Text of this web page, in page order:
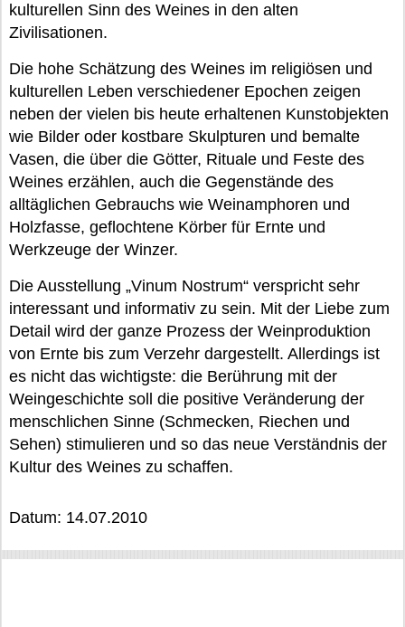
kulturellen Sinn des Weines in den alten
Zivilisationen.
Die hohe Schätzung des Weines im religiösen und
kulturellen Leben verschiedener Epochen zeigen
neben der vielen bis heute erhaltenen Kunstobjekten
wie Bilder oder kostbare Skulpturen und bemalte
Vasen, die über die Götter, Rituale und Feste des
Weines erzählen, auch die Gegenstände des
alltäglichen Gebrauchs wie Weinamphoren und
Holzfasse, geflochtene Körber für Ernte und
Werkzeuge der Winzer.
Die Ausstellung „Vinum Nostrum“ verspricht sehr
interessant und informativ zu sein. Mit der Liebe zum
Detail wird der ganze Prozess der Weinproduktion
von Ernte bis zum Verzehr dargestellt. Allerdings ist
es nicht das wichtigste: die Berührung mit der
Weingeschichte soll die positive Veränderung der
menschlichen Sinne (Schmecken, Riechen und
Sehen) stimulieren und so das neue Verständnis der
Kultur des Weines zu schaffen.
Datum: 14.07.2010